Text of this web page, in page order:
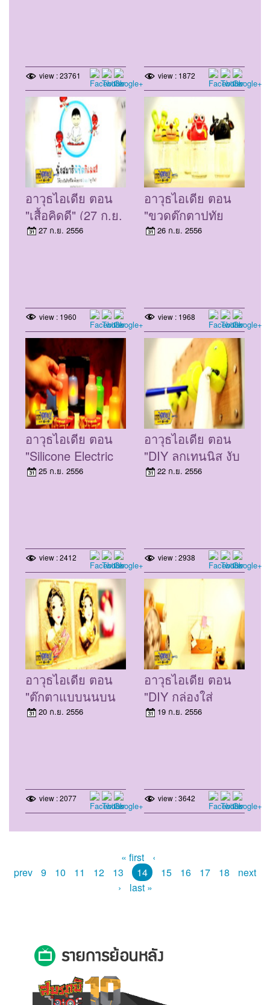
view : 23761 view : 1872
อาวุธไอเดีย ตอน
"เสื้อคิดดี" (27 ก.ย.
56)27 ก.ย. 2556
view : 1960
อาวุธไอเดีย ตอน
"ขวดตุ๊กตาปทัย
ทิพย์" (26 ก.ย. 56)
26 ก.ย. 2556
view : 1968
อาวุธไอเดีย ตอน
"Silicone Electric
Candle" (25 ก.ย.
25 ก.ย. 2556
view : 2412
อาวุธไอเดีย ตอน
"DIY ลูกเทนนิส งับ
จิ้ม ใส่ แขวน" (11
22 ก.ย. 2556
view : 2938
อาวุธไอเดีย ตอน
"ตุ๊กตาแบบนูนบน
การ์ดและกล่อง
20 ก.ย. 2556
view : 2077
อาวุธไอเดีย ตอน
"DIY กล่องใส่
เอกสารตะแกรง
19 ก.ย. 2556
view : 3642
« first
‹
prev
9 10 11 12 13 14 15 16 17 18
next
›
last »